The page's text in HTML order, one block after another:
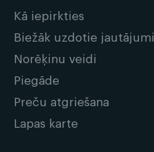
Kā iepirkties
Biežāk uzdotie jautājumi
Norēķinu veidi
Piegāde
Preču atgriešana
Lapas karte